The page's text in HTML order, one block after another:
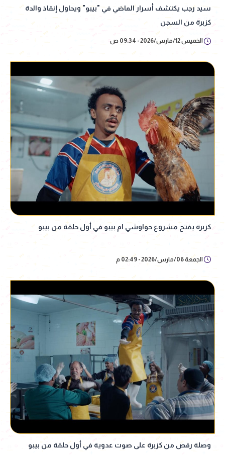
سيد رجب يكتشف أسرار الماضي في "بيبو" ويحاول إنقاذ والدة
كزبرة من السجن
الخميس 12/مارس/2026 - 09:34 ص
كزبرة يفتح مشروع حواوشي ام بيبو في أول حلقة من بيبو
الجمعة 06/مارس/2026 - 02:49 م
وصلة رقص من كزبرة على صوت عدوية في أول حلقة من بيبو